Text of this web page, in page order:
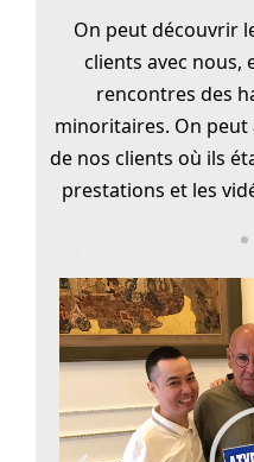
On peut découvrir
clients avec nous,
rencontres des
minoritaires. On peut
de nos clients où ils
prestations et les